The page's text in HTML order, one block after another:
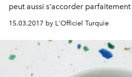
peut aussi s'accorder parfaitement
offrant une alternative detox au verre
équipes d'experts de la machine
nous ont soufflé trois recettes
mets-thés.
15.03.2017 by L'Officiel Turquie